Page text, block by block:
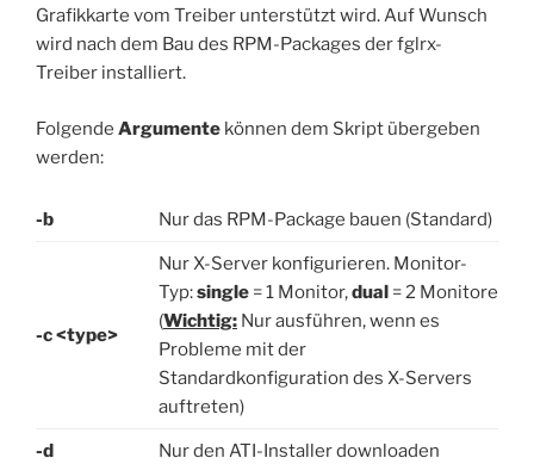
Grafikkarte vom Treiber unterstützt wird. Auf Wunsch
wird nach dem Bau des RPM-Packages der fglrx-
Treiber installiert.
Folgende Argumente können dem Skript übergeben
werden:
-b Nur das RPM-Package bauen (Standard)
-c <type>
Nur X-Server konfigurieren. Monitor-
Typ:single = 1 Monitor,dual = 2 Monitore
(Wichtig: Nur ausführen, wenn es
Probleme mit der
Standardkonfiguration des X-Servers
auftreten)
-d Nur den ATI-Installer downloaden